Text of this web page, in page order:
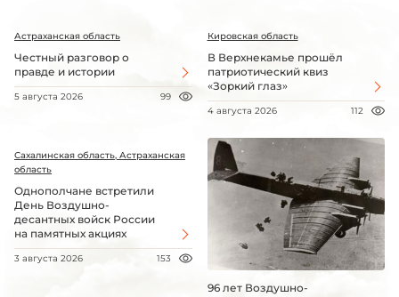
Астраханская область
Честный разговор о
правде и истории
5 августа 2026 99
Кировская область
В Верхнекамье прошёл
патриотический квиз
«Зоркий глаз»
4 августа 2026 112
Сахалинская область, Астраханская
область
Однополчане встретили
День Воздушно-
десантных войск России
на памятных акциях
3 августа 2026 153
96 лет Воздушно-